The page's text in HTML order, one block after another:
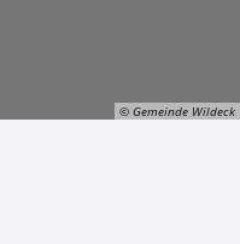
© Gemeinde Wildeck